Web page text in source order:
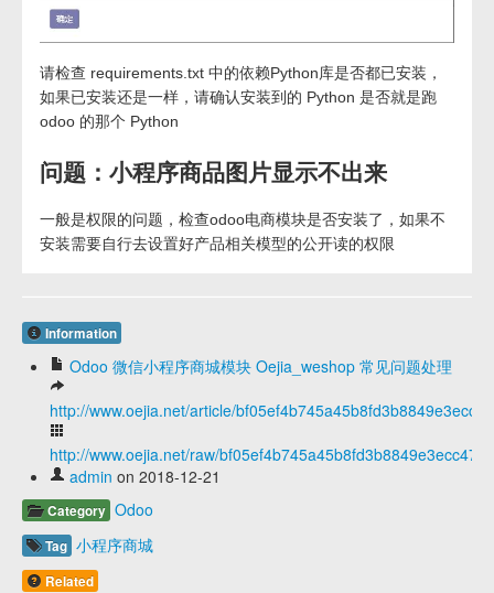
请检查 requirements.txt 中的依赖Python库是否都已安装，
如果已安装还是一样，请确认安装到的 Python 是否就是跑
odoo 的那个 Python
问题：小程序商品图片显示不出来
一般是权限的问题，检查odoo电商模块是否安装了，如果不
安装需要自行去设置好产品相关模型的公开读的权限
Information
Odoo 微信小程序商城模块 Oejia_weshop 常见问题处理
http://www.oejia.net/article/
http://www.oejia.net/raw/bf05ef4b745a45b8fd3b8849e3ecc47a
admin on 2018-12-21
Category Odoo
Tag 小程序商城
Related